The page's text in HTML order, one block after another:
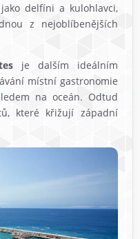
delfíni a kulohlavci,
z nejoblíbenějších
je dalším ideálním
místní gastronomie
na oceán. Odtud
které křižují západní